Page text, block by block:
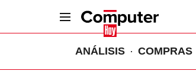
ANÁLISIS COMPRAS